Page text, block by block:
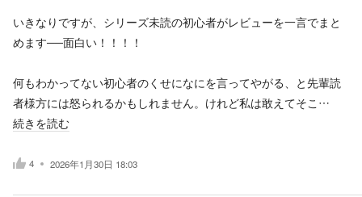
いきなりですが、シリーズ未読の初心者がレビューを一言でまと
めます──面白い！！！！
何もわかってない初心者のくせになにを言ってやがる、と先輩読
者様方には怒られるかもしれません。けれど私は敢えてそこ…
続きを読む
4 2026年1月30日 18:03